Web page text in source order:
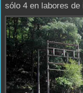
sólo 4 en labores de